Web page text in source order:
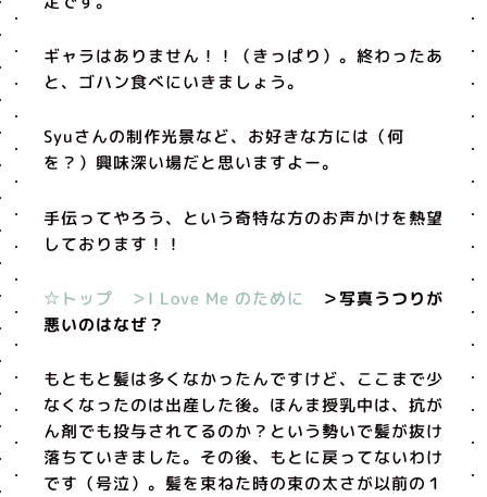
ギャラはありません！！（きっぱり）。終わったあ
と、ゴハン食べにいきましょう。
Syuさんの制作光景など、お好きな方には（何
を？）興味深い場だと思いますよー。
手伝ってやろう、という奇特な方のお声かけを熱望
しております！！
☆トップ ＞I Love Me のために
＞写真うつりが
悪いのはなぜ？
もともと髪は多くなかったんですけど、ここまで少
なくなったのは出産した後。ほんま授乳中は、抗が
ん剤でも投与されてるのか？という勢いで髪が抜け
落ちていきました。その後、もとに戻ってないわけ
です（号泣）。髪を束ねた時の束の太さが以前の１